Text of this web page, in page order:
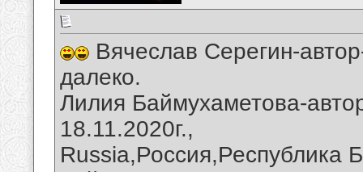
Вячеслав Серегин-
далеко.
Лилия Баймухаметова-
18.11.2020г.,
Russia,Россия,Республика